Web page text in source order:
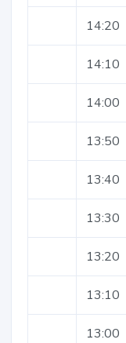
14:20
14:10
14:00
13:50
13:40
13:30
13:20
13:10
13:00